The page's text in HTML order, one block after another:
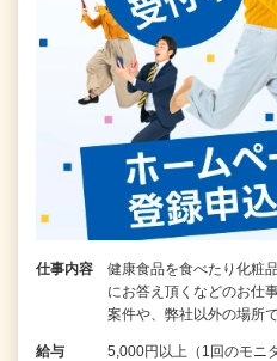
仕事内容
健康食品を食べたり化粧
にお答え頂くなどのお仕
案件や、弊社以外の場所
給与 5,000円以上（1回のモ